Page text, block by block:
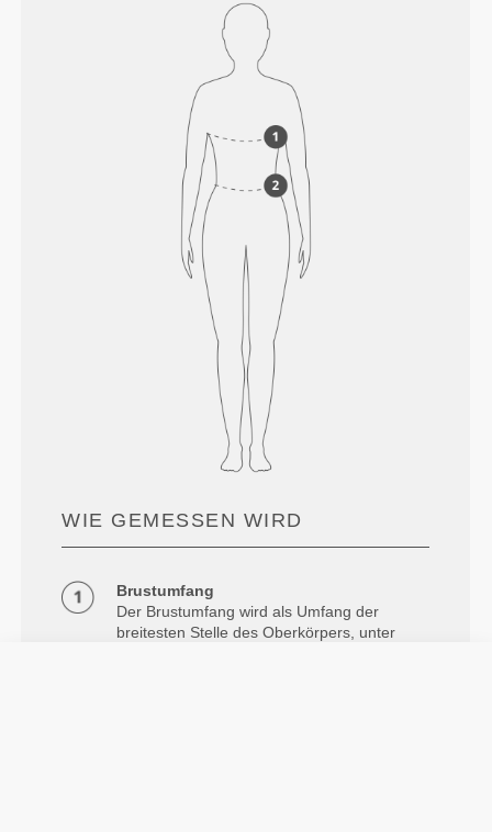
WIE GEMESSEN WIRD
Brustumfang
Der Brustumfang wird als Umfang der
breitesten Stelle des Oberkörpers, unter